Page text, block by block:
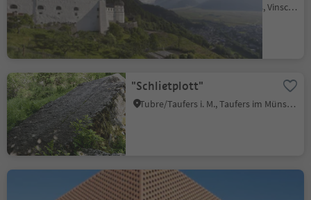
Burgusio/Burgeis, Mals/Malles, Vinschgau/Val Venosta
"Schlietplott"
Tubre/Taufers i. M., Taufers im Münstertal/Tubre, Vinschgau/Val Venosta
Puni Whisky Distillery